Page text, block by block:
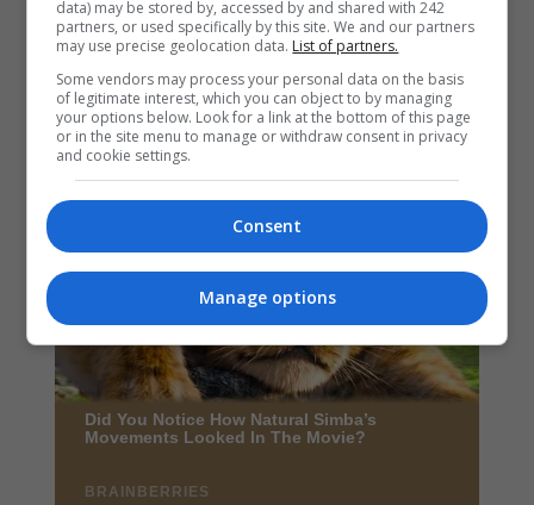
data) may be stored by, accessed by and shared with 242
partners, or used specifically by this site. We and our partners
may use precise geolocation data. List of partners.
Some vendors may process your personal data on the basis
of legitimate interest, which you can object to by managing
your options below. Look for a link at the bottom of this page
or in the site menu to manage or withdraw consent in privacy
and cookie settings.
Consent
Manage options